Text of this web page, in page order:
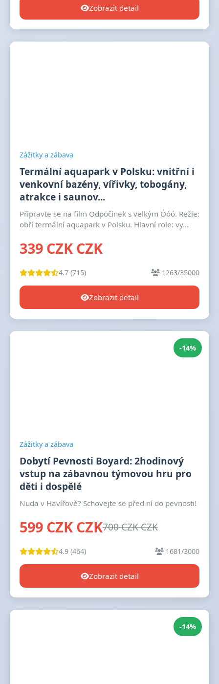
Zobrazit detail
Zážitky a zábava
Termální aquapark v Polsku: vnitřní i
venkovní bazény, vířivky, tobogány,
atrakce i saunov...
Připravte se na film Odpočinek s velkým Óóó. Režie:
obří termální aquapark v Polsku. Hlavní role: vy...
339 CZK CZK
4.7 (715) 1263/35000
Zobrazit detail
-14%
Zážitky a zábava
Dobytí Pevnosti Boyard: 2hodinový
vstup na zábavnou týmovou hru pro
děti i dospělé
Nuda v Havířově? Schovejte se před ní do pevnosti!
599 CZK CZK700 CZK CZK
4.9 (464) 1681/3000
Zobrazit detail
-14%